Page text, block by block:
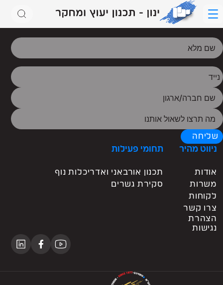
תחומי פעילות
לקוחות
צרו קשר
פעילות
הסעת המונים
רכבות
רכבות קלות
מטרו
כבישים תנועה ותחבורהקונסטרוקציה
דברו איתנו
שליחה
ניווט מהיר
אודות
משרות
לקוחות
צרו קשר
הצהרת
נגישות
תחומי פעילות
תכנון אורבאני ואדריכלות נוף
סקירת גשרים